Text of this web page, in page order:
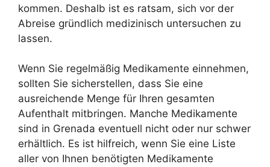
kommen. Deshalb ist es ratsam, sich vor der
Abreise gründlich medizinisch untersuchen zu
lassen.
Wenn Sie regelmäßig Medikamente einnehmen,
sollten Sie sicherstellen, dass Sie eine
ausreichende Menge für Ihren gesamten
Aufenthalt mitbringen. Manche Medikamente
sind in Grenada eventuell nicht oder nur schwer
erhältlich. Es ist hilfreich, wenn Sie eine Liste
aller von Ihnen benötigten Medikamente